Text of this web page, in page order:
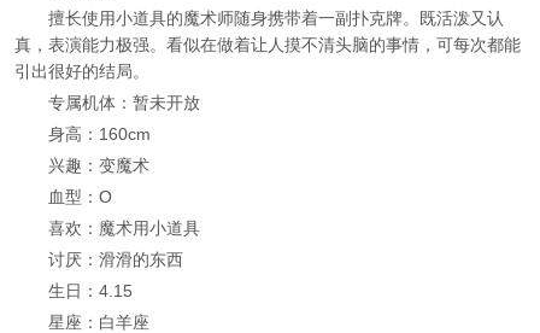
擅长使用小道具的魔术师随身携带着一副扑克牌。既活泼又认
真，表演能力极强。看似在做着让人摸不清头脑的事情，可每次都能
引出很好的结局。
专属机体：暂未开放
身高：160cm
兴趣：变魔术
血型：O
喜欢：魔术用小道具
讨厌：滑滑的东西
生日：4.15
星座：白羊座